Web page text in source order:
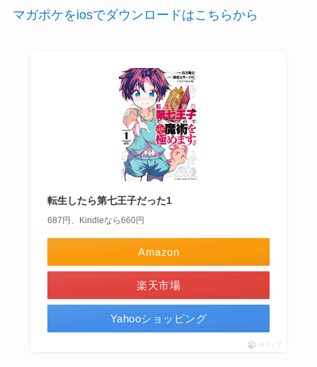
マガポケをiosでダウンロードはこちらから
転生したら第七王子だった1
687円、Kindleなら660円
Amazon
楽天市場
Yahooショッピング
ポチップ